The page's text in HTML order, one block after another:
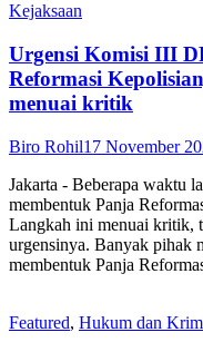
Kejaksaan
Urgensi Komisi III
Reformasi
menuai kritik
Biro Rohil17 November
Jakarta - Beberapa waktu
membentuk Panja
Langkah ini menuai kritik,
urgensinya. Banyak pihak
membentuk Panja
Featured, Hukum dan